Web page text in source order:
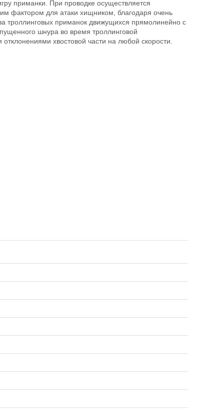
приманки. При проводке осуществляется
фактором для атаки хищником, благодаря очень
троллинговых приманок движущихся прямолинейно с
шнура во время троллинговой
хвостовой части на любой скорости.